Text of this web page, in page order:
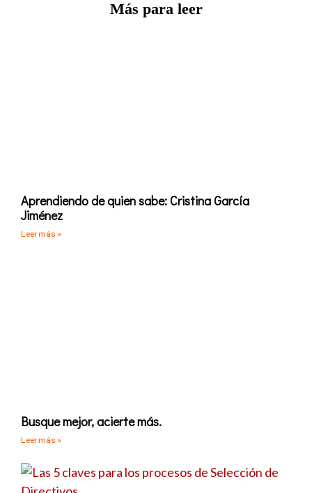
Más para leer
Aprendiendo de quien sabe: Cristina García
Jiménez
Leer más »
Busque mejor, acierte más.
Leer más »